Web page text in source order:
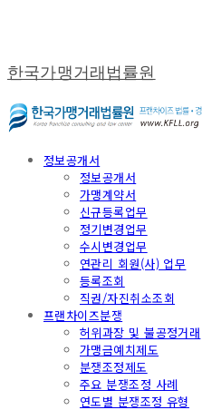
한국가맹거래법률원
정보공개서
정보공개서
가맹계약서
신규등록업무
정기변경업무
수시변경업무
연관리 회원(사) 업무
등록조회
직권/자진취소조회
프랜차이즈분쟁
허위과장 및 불공정거래
가맹금예치제도
분쟁조정제도
주요 분쟁조정 사례
연도별 분쟁조정 유형